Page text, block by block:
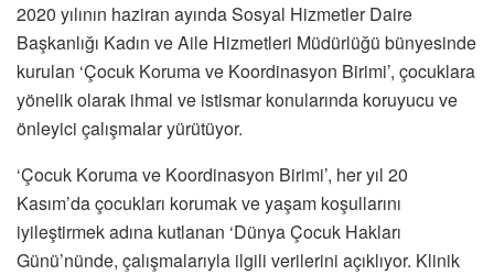
2020 yılının haziran ayında Sosyal Hizmetler Daire
Başkanlığı Kadın ve Aile Hizmetleri Müdürlüğü bünyesinde
kurulan ‘Çocuk Koruma ve Koordinasyon Birimi’, çocuklara
yönelik olarak ihmal ve istismar konularında koruyucu ve
önleyici çalışmalar yürütüyor.
‘Çocuk Koruma ve Koordinasyon Birimi’, her yıl 20
Kasım’da çocukları korumak ve yaşam koşullarını
iyileştirmek adına kutlanan ‘Dünya Çocuk Hakları
Günü’nünde, çalışmalarıyla ilgili verilerini açıklıyor. Klinik